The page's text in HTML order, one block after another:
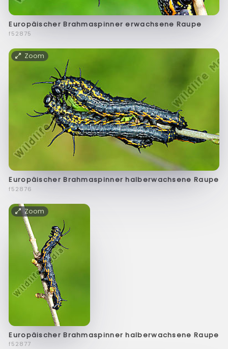
Europäischer Brahmaspinner erwachsene Raupe
f52875
Zoom
Europäischer Brahmaspinner halberwachsene Raupe
f52876
Zoom
Europäischer Brahmaspinner halberwachsene Raupe
f52877